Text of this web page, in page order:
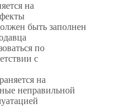
на
быть заполнен
по
с
на
неправильной